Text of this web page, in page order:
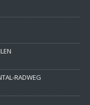
RADWEG